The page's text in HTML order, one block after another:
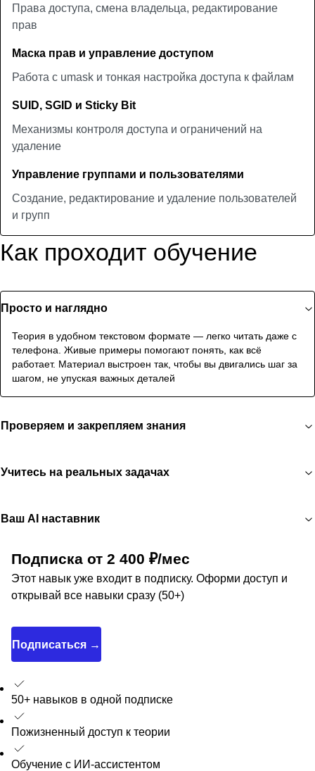
Права доступа, смена владельца, редактирование
прав
Маска прав и управление доступом
Работа с umask и тонкая настройка доступа к файлам
SUID, SGID и Sticky Bit
Механизмы контроля доступа и ограничений на
удаление
Управление группами и пользователями
Создание, редактирование и удаление пользователей
и групп
Как проходит обучение
Просто и наглядно
Теория в удобном текстовом формате — легко читать даже с
телефона. Живые примеры помогают понять, как всё
работает. Материал выстроен так, чтобы вы двигались шаг за
шагом, не упуская важных деталей
Проверяем и закрепляем знания
Учитесь на реальных задачах
Ваш AI наставник
Подписка от 2 400 ₽/мес
Этот навык уже входит в подписку. Оформи доступ и
открывай все навыки сразу (50+)
Подписаться →
50+ навыков в одной подписке
Пожизненный доступ к теории
Обучение с ИИ-ассистентом